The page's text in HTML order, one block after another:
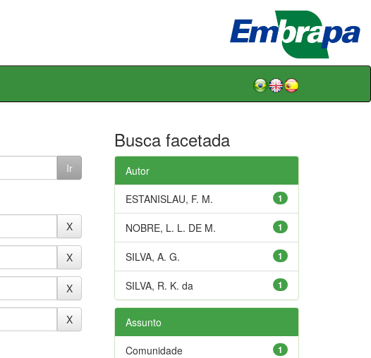
Busca facetada
Autor
1
ESTANISLAU, F. M.
1
NOBRE, L. L. DE M.
1
SILVA, A. G.
1
SILVA, R. K. da
Assunto
1
Comunidade